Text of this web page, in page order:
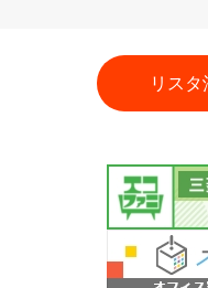
リス